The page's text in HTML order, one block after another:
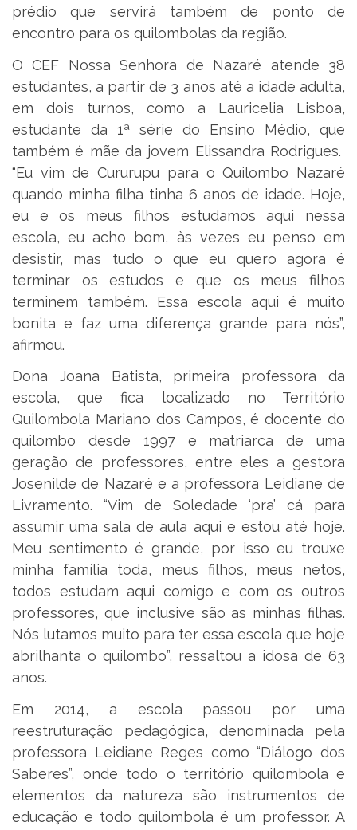
prédio que servirá também de ponto de
encontro para os quilombolas da região.
O CEF Nossa Senhora de Nazaré atende 38
estudantes, a partir de 3 anos até a idade adulta,
em dois turnos, como a Lauricelia Lisboa,
estudante da 1ª série do Ensino Médio, que
também é mãe da jovem Elissandra Rodrigues.
“Eu vim de Cururupu para o Quilombo Nazaré
quando minha filha tinha 6 anos de idade. Hoje,
eu e os meus filhos estudamos aqui nessa
escola, eu acho bom, às vezes eu penso em
desistir, mas tudo o que eu quero agora é
terminar os estudos e que os meus filhos
terminem também. Essa escola aqui é muito
bonita e faz uma diferença grande para nós”,
afirmou.
Dona Joana Batista, primeira professora da
escola, que fica localizado no Território
Quilombola Mariano dos Campos, é docente do
quilombo desde 1997 e matriarca de uma
geração de professores, entre eles a gestora
Josenilde de Nazaré e a professora Leidiane de
Livramento. “Vim de Soledade ‘pra’ cá para
assumir uma sala de aula aqui e estou até hoje.
Meu sentimento é grande, por isso eu trouxe
minha família toda, meus filhos, meus netos,
todos estudam aqui comigo e com os outros
professores, que inclusive são as minhas filhas.
Nós lutamos muito para ter essa escola que hoje
abrilhanta o quilombo”, ressaltou a idosa de 63
anos.
Em 2014, a escola passou por uma
reestruturação pedagógica, denominada pela
professora Leidiane Reges como “Diálogo dos
Saberes”, onde todo o território quilombola e
elementos da natureza são instrumentos de
educação e todo quilombola é um professor. A